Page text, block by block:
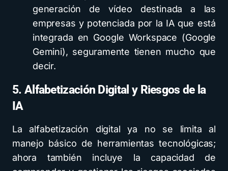
generación de vídeo destinada a las
empresas y potenciada por la IA que está
integrada en Google Workspace (Google
Gemini), seguramente tienen mucho que
decir.
5. Alfabetización Digital y Riesgos de la
IA
La alfabetización digital ya no se limita al
manejo básico de herramientas tecnológicas;
ahora también incluye la capacidad de